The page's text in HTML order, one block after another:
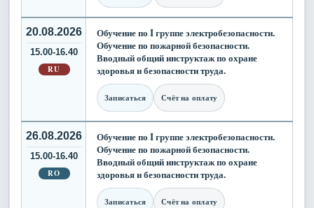
20.08.2026
15.00-16.40
RU
Обучение по I группе электробезопасности.
Обучение по пожарной безопасности.
Вводный общий инструктаж по охране
здоровья и безопасности труда.
Записаться Счёт на оплату
26.08.2026
15.00-16.40
RO
Обучение по I группе электробезопасности.
Обучение по пожарной безопасности.
Вводный общий инструктаж по охране
здоровья и безопасности труда.
Записаться Счёт на оплату